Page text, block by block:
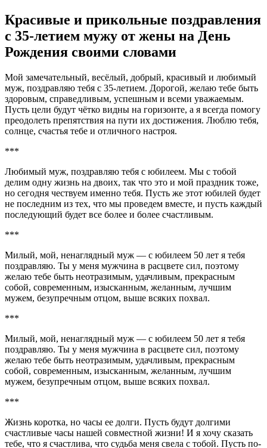
Красивые и прикольные поздравления
с 35-летием мужу от жены на День
Рождения своими словами
Мой замечательный, весёлый, добрый, красивый и любимый
муж, поздравляю тебя с 35-летием. Дорогой, желаю тебе быть
здоровым, справедливым, успешным и всеми уважаемым.
Пусть цели будут чётко видны на горизонте, а я всегда помогу
преодолеть препятствия на пути их достижения. Люблю тебя,
солнце, счастья тебе и отличного настроя.
***
Любимый муж, поздравляю тебя с юбилеем. Мы с тобой
делим одну жизнь на двоих, так что это и мой праздник тоже,
но сегодня чествуем именно тебя. Пусть же этот юбилей будет
не последним из тех, что мы проведем вместе, и пусть каждый
последующий будет все более и более счастливым.
***
Милый, мой, ненаглядный муж — с юбилеем 50 лет я тебя
поздравляю. Ты у меня мужчина в расцвете сил, поэтому
желаю тебе быть неотразимым, удачливым, прекрасным
собой, современным, изысканным, желанным, лучшим
мужем, безупречным отцом, выше всяких похвал.
***
Милый, мой, ненаглядный муж — с юбилеем 50 лет я тебя
поздравляю. Ты у меня мужчина в расцвете сил, поэтому
желаю тебе быть неотразимым, удачливым, прекрасным
собой, современным, изысканным, желанным, лучшим
мужем, безупречным отцом, выше всяких похвал.
***
Жизнь коротка, но часы ее долги. Пусть будут долгими
счастливые часы нашей совместной жизни! И я хочу сказать
тебе, что я счастлива, что судьба меня свела с тобой. Пусть по-